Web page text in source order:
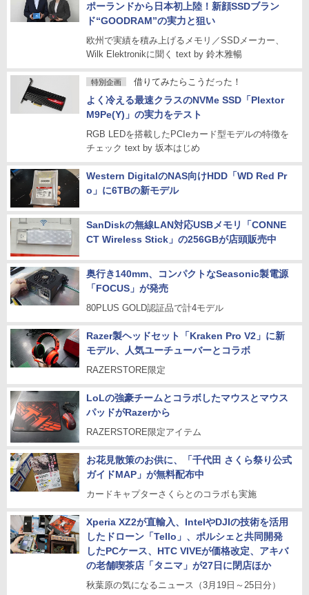
ポーランドから日本初上陸！新顔SSDブラン
ド“GOODRAM”の実力と狙い
欧州で実績を積み上げるメモリ／SSDメーカー、
Wilk Elektronikに聞く text by 鈴木雅暢
特別企画 借りてみたらこうだった！
よく冷える最速クラスのNVMe SSD「Plextor
M9Pe(Y)」の実力をテスト
RGB LEDを搭載したPCIeカード型モデルの特徴を
チェック text by 坂本はじめ
Western DigitalのNAS向けHDD「WD Red Pr
o」に6TBの新モデル
SanDiskの無線LAN対応USBメモリ「CONNE
CT Wireless Stick」の256GBが店頭販売中
奥行き140mm、コンパクトなSeasonic製電源
「FOCUS」が発売
80PLUS GOLD認証品で計4モデル
Razer製ヘッドセット「Kraken Pro V2」に新
モデル、人気ユーチューバーとコラボ
RAZERSTORE限定
LoLの強豪チームとコラボしたマウスとマウス
パッドがRazerから
RAZERSTORE限定アイテム
お花見散策のお供に、「千代田 さくら祭り公式
ガイドMAP」が無料配布中
カードキャプターさくらとのコラボも実施
Xperia XZ2が直輸入、IntelやDJIの技術を活用
したドローン「Tello」、ポルシェと共同開発
したPCケース、HTC VIVEが価格改定、アキバ
の老舗喫茶店「タニマ」が27日に閉店ほか
秋葉原の気になるニュース（3月19日～25日分）